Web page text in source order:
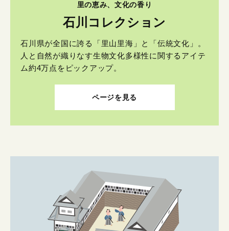
里の恵み、文化の香り
石川コレクション
石川県が全国に誇る「里山里海」と「伝統文化」。
人と自然が織りなす生物文化多様性に関するアイテ
ム約4万点をピックアップ。
ページを見る